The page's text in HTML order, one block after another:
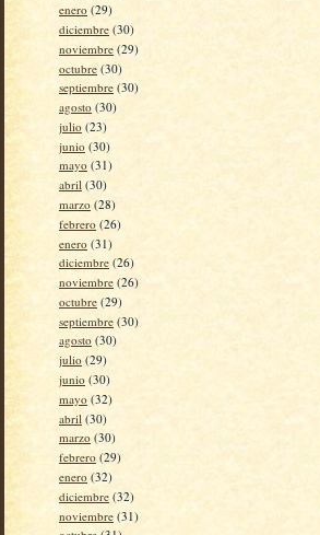
enero (29)
diciembre (30)
noviembre (29)
octubre (30)
septiembre (30)
agosto (30)
julio (23)
junio (30)
mayo (31)
abril (30)
marzo (28)
febrero (26)
enero (31)
diciembre (26)
noviembre (26)
octubre (29)
septiembre (30)
agosto (30)
julio (29)
junio (30)
mayo (32)
abril (30)
marzo (30)
febrero (29)
enero (32)
diciembre (32)
noviembre (31)